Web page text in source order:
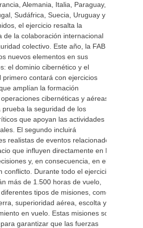
Alemania, Italia, Paraguay,
Sudáfrica, Suecia, Uruguay y
el ejercicio resalta la
de la colaboración internacional
colectivo. Este año, la FAB
nuevos elementos en sus
el dominio cibernético y el
primero contará con ejercicios
amplían la formación
cibernéticas y aéreas,
prueba la seguridad de los
que apoyan las actividades
El segundo incluirá
realistas de eventos relacionados
que influyen directamente en la
y, en consecuencia, en el
conflicto. Durante todo el ejercicio
más de 1.500 horas de vuelo,
tipos de misiones, como
superioridad aérea, escolta y
en vuelo. Estas misiones son
garantizar que las fuerzas